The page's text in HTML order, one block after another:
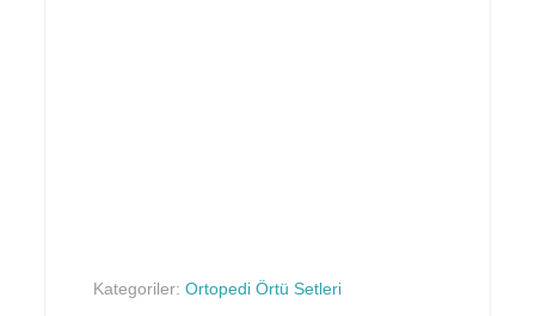
Kategoriler:Ortopedi Örtü Setleri